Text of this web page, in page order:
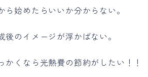
ら始めたらいいか分からない。
後のイメージが浮かばない。
かくなら光熱費の節約がしたい！！